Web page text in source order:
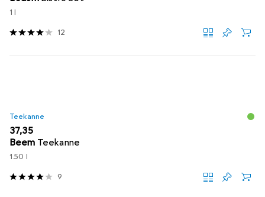
1 l
12
Teekanne
EUR
37,35
Beem Teekanne
1.50 l
9